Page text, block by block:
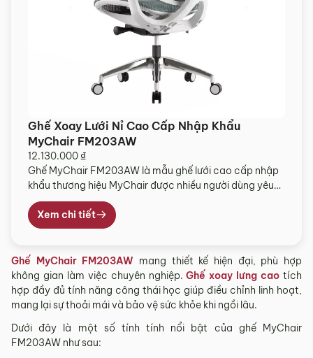
Ghế Xoay Lưới Nỉ Cao Cấp Nhập Khẩu
MyChair FM203AW
12.130.000 ₫
Ghế MyChair FM203AW là mẫu ghế lưới cao cấp nhập
khẩu thương hiệu MyChair được nhiều người dùng yêu
thích. Thiết kế hiện đại, kiểu dáng đẹp mắt, mang đến
không gian làm việc chuyên nghiệp. Ghế sở hữu các
tính năng chuẩn của một chiếc ghế công thái học. Bạn
Xem chi tiết
Ghế MyChair FM203AW mang thiết kế hiện đại, phù hợp
không gian làm việc chuyên nghiệp.Ghế xoay lưng cao tích
hợp đầy đủ tính năng công thái học giúp điều chỉnh linh hoạt,
mang lại sự thoải mái và bảo vệ sức khỏe khi ngồi lâu.
Dưới đây là một số tính tính nổi bật của ghế MyChair
FM203AW như sau: